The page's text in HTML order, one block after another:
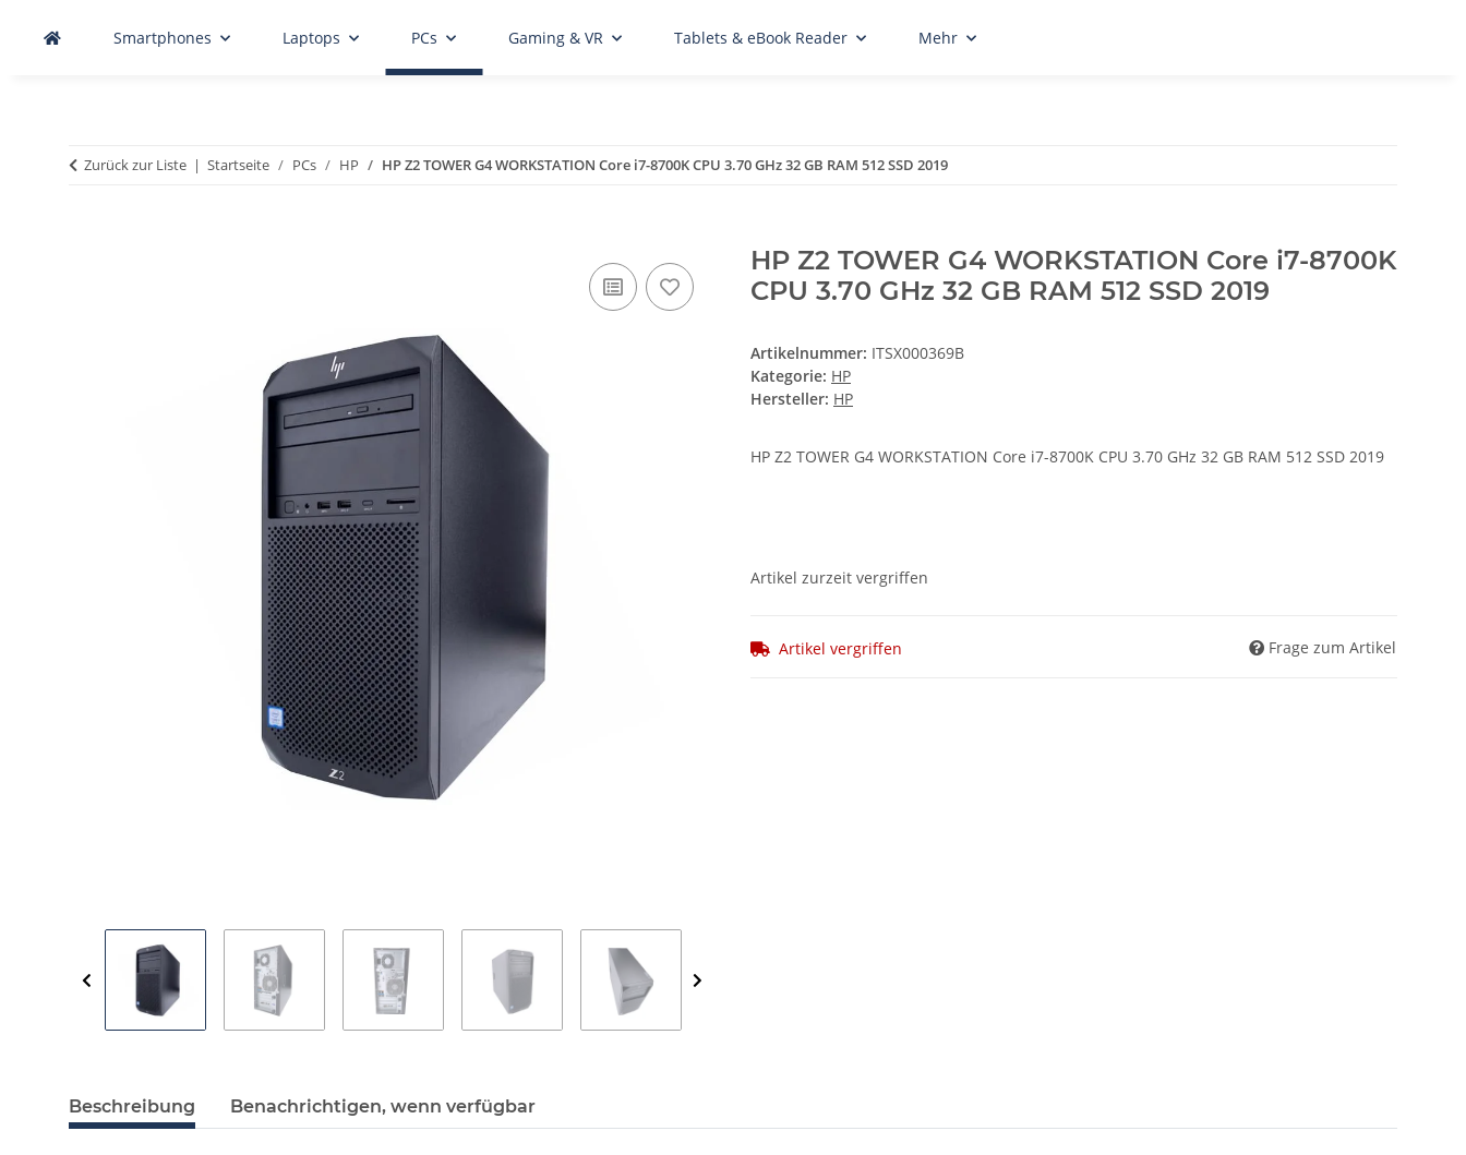
Smartphones Laptops PCs Gaming & VR Tablets & eBook Reader Mehr
Zurück zur Liste Startseite PCs HP HP Z2 TOWER G4 WORKSTATION Core i7-8700K CPU 3.70 GHz 32 GB RAM 512 SSD 2019
HP Z2 TOWER G4 WORKSTATION Core i7-8700K
CPU 3.70 GHz 32 GB RAM 512 SSD 2019
Artikelnummer: ITSX000369B
Kategorie: HP
Hersteller: HP
HP Z2 TOWER G4 WORKSTATION Core i7-8700K CPU 3.70 GHz 32 GB RAM 512 SSD 2019
Artikel zurzeit vergriffen
Artikel vergriffen Frage zum Artikel
Beschreibung Benachrichtigen, wenn verfügbar